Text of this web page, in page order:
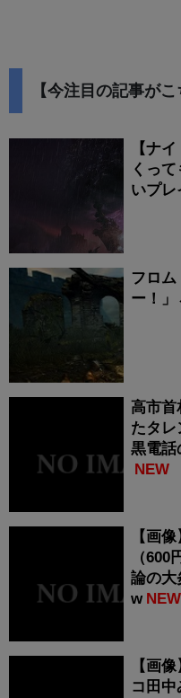
【今注目の記事がこ
【ナ
くっ
いプ
フロム
ー！
高市首
たタレ
黒電
NEW
【画
（
論の
w NEW
【画
コ田